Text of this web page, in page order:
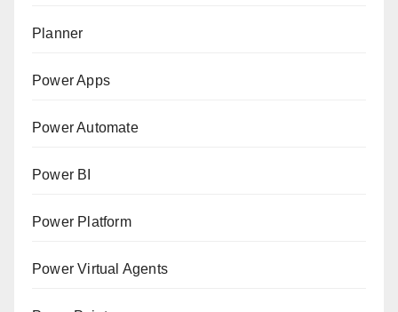
Planner
Power Apps
Power Automate
Power BI
Power Platform
Power Virtual Agents